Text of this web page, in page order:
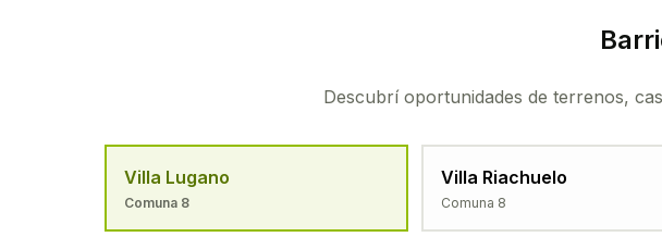
Descubrí oportunidades de terrenos,
Villa Lugano
Comuna 8
Villa Riachuelo
Comuna 8